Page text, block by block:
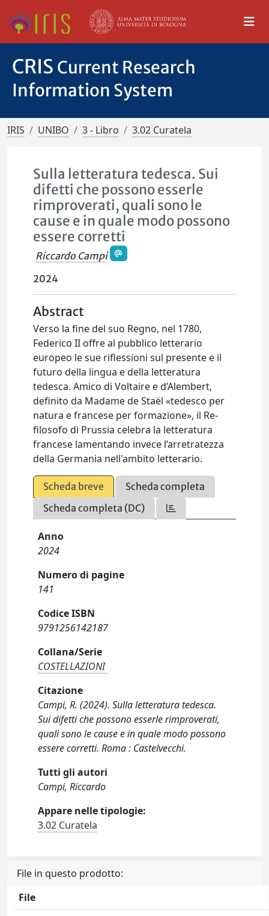
CRIS Current Research
Information System
IRIS UNIBO 3 - Libro 3.02 Curatela
Sulla letteratura tedesca. Sui
difetti che possono esserle
rimproverati, quali sono le
cause e in quale modo possono
essere corretti
Riccardo Campi
2024
Abstract
Verso la fine del suo Regno, nel 1780,
Federico II offre al pubblico letterario
europeo le sue riflessioni sul presente e il
futuro della lingua e della letteratura
tedesca. Amico di Voltaire e d’Alembert,
definito da Madame de Staël «tedesco per
natura e francese per formazione», il Re-
filosofo di Prussia celebra la letteratura
francese lamentando invece l’arretratezza
della Germania nell'ambito letterario.
Scheda breve
Scheda completa
Scheda completa (DC)
Anno
2024
Numero di pagine
141
Codice ISBN
9791256142187
Collana/Serie
COSTELLAZIONI
Citazione
Campi, R. (2024). Sulla letteratura tedesca.
Sui difetti che possono esserle rimproverati,
quali sono le cause e in quale modo possono
essere corretti. Roma : Castelvecchi.
Tutti gli autori
Campi, Riccardo
Appare nelle tipologie:
3.02 Curatela
File in questo prodotto:
File